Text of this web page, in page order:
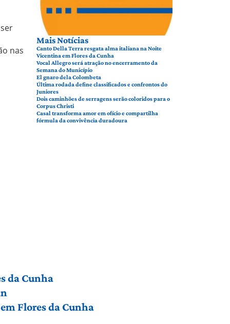
nas
Mais Notícias
Canto Della Terra resgata alma italiana na Noite
Vicentina em Flores da Cunha
Vocal Allegro será atração no encerramento da
Semana do Município
El gnaro dela Colombeta
Última rodada define classificados e confrontos do
Juniores
Dois caminhões de serragens serão coloridos para o
Corpus Christi
Casal transforma amor em ofício e compartilha
fórmula da convivência duradoura
da Cunha
Flores da Cunha